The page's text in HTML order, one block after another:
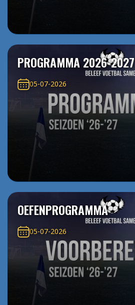
PROGRAMMA 2026-2027
05-07-2026
OEFENPROGRAMMA
05-07-2026